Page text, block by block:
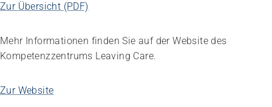
Impuls
psychologischen Symptomen bei Menschen mit
Demenz
Zur Übersicht (PDF)
Mehr Informationen finden Sie auf der Website des
Kompetenzzentrums Leaving Care.
Zur Website